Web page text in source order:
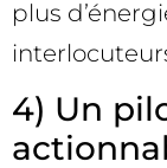
plus
4) Un